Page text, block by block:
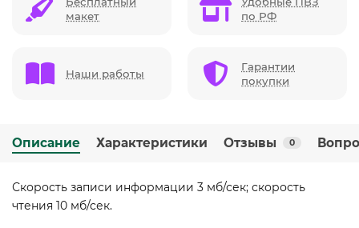
макет
по РФ
Наши работы
Гарантии
покупки
Описание Характеристики Отзывы 0
Скорость записи информации 3 мб/сек; скорость
чтения 10 мб/сек.